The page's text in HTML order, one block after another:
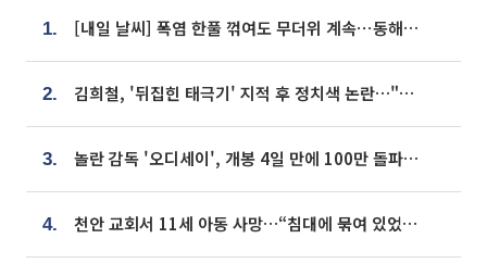
1. [내일 날씨] 폭염 한풀 꺾여도 무더위 계속⋯동해안 이틀 연속 비
2. 김희철, '뒤집힌 태극기' 지적 후 정치색 논란…"좌우 떠나 우리나라 국기"
3. 놀란 감독 '오디세이', 개봉 4일 만에 100만 돌파⋯'왕사남' 보다 빠르다
4. 천안 교회서 11세 아동 사망…“침대에 묶여 있었다” 진술 확보